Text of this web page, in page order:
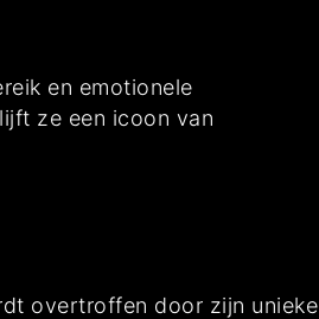
en emotionele
ze een icoon van
overtroffen door zijn unieke